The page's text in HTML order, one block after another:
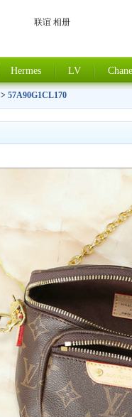
联谊 相册
Hermes LV
> 57A90G1CL170